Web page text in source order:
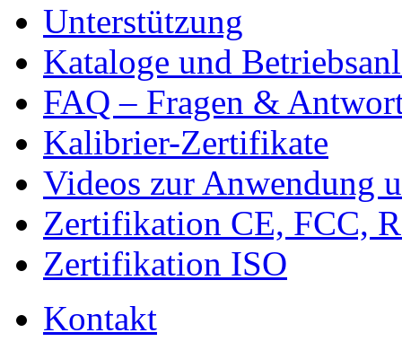
Unterstützung
Kataloge und
FAQ – Fragen &
Kalibrier-Zertifikate
Videos zur Anwendung
Zertifikation CE, FCC,
Zertifikation ISO
Kontakt